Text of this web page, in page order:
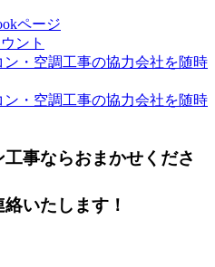
事ならおまかせくださ
いたします！